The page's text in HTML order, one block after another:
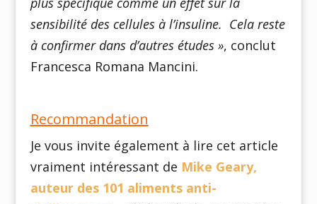
sensibilité des cellules à l’insuline. Cela reste
à confirmer dans d’autres études », conclut
Francesca Romana Mancini.
Recommandation
Je vous invite également à lire cet article
vraiment intéressant de Mike Geary,
auteur des 101 aliments anti-